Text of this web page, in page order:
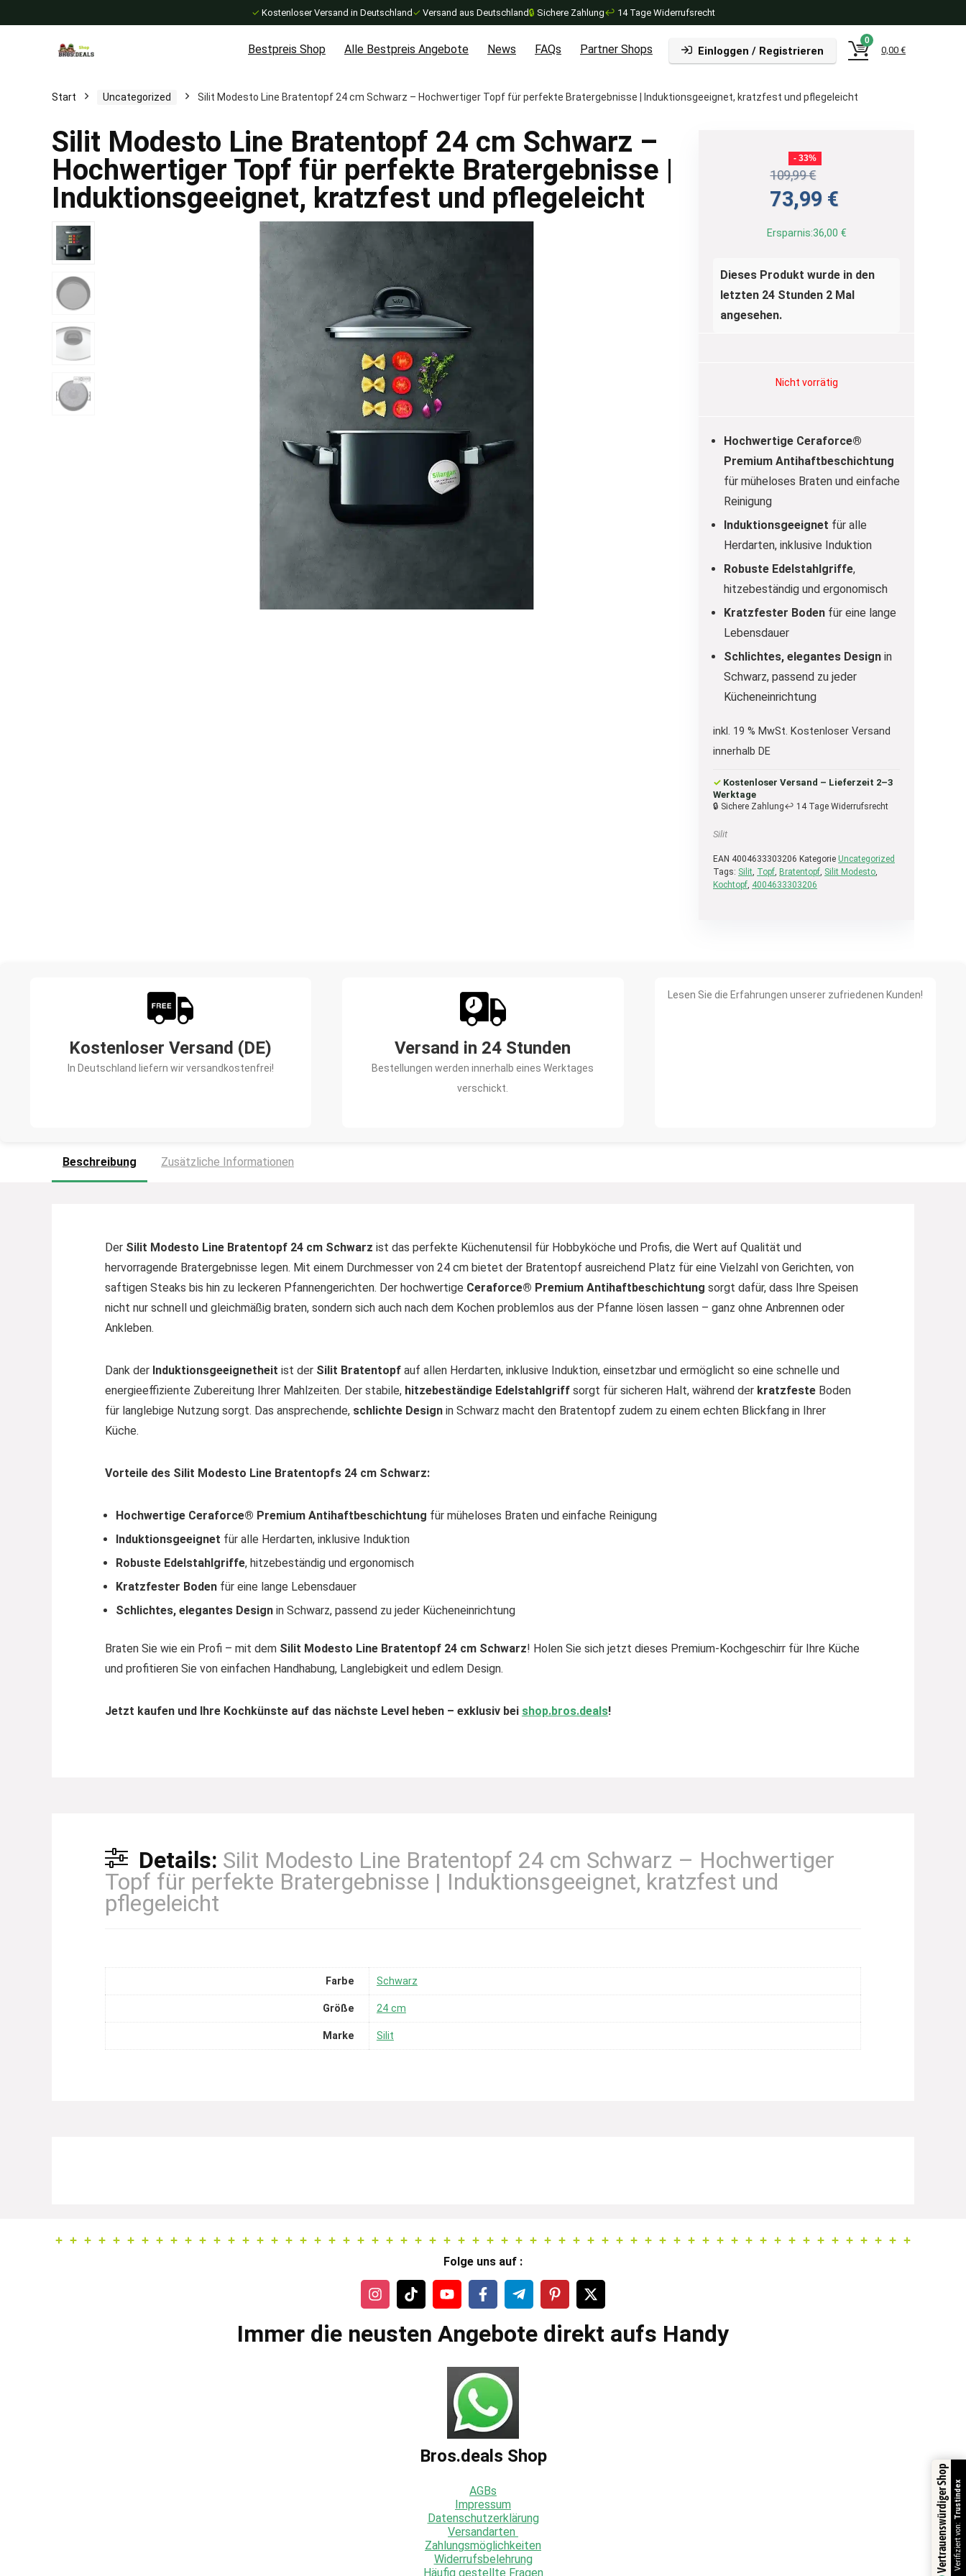
✓ Kostenloser Versand in Deutschland ✓ Versand aus Deutschland🔒 Sichere Zahlung↩ 14 Tage Widerrufsrecht
Bestpreis Shop Alle Bestpreis Angebote News FAQs Partner Shops Einloggen / Registrieren
0
0,00 €
Start Uncategorized Silit Modesto Line Bratentopf 24 cm Schwarz – Hochwertiger Topf für perfekte Bratergebnisse | Induktionsgeeignet, kratzfest und pflegeleicht
Silit Modesto Line Bratentopf 24 cm Schwarz –
Hochwertiger Topf für perfekte Bratergebnisse |
Induktionsgeeignet, kratzfest und pflegeleicht
- 33%
109,99€
Ursprünglicher
war:
73,99 €
ist:
Ersparnis:36,00 €
Dieses Produkt wurde in den
letzten 24 Stunden 2 Mal
angesehen.
Nicht vorrätig
Hochwertige Ceraforce®
Premium Antihaftbeschichtung
für müheloses Braten und einfache
Reinigung
Induktionsgeeignet für alle
Herdarten, inklusive Induktion
Robuste Edelstahlgriffe,
hitzebeständig und ergonomisch
Kratzfester Boden für eine lange
Lebensdauer
Schlichtes, elegantes Design in
Schwarz, passend zu jeder
Kücheneinrichtung
inkl. 19 % MwSt. Kostenloser Versand
innerhalb DE
✓ Kostenloser Versand – Lieferzeit 2–3
Werktage
🔒 Sichere Zahlung↩ 14 Tage Widerrufsrecht
Silit
EAN 4004633303206 Kategorie Uncategorized
Tags: Silit, Topf, Bratentopf, Silit Modesto,
Kochtopf, 4004633303206
Kostenloser Versand (DE)
In Deutschland liefern wir versandkostenfrei!
Versand in 24 Stunden
Bestellungen werden innerhalb eines Werktages
verschickt.
Lesen Sie die Erfahrungen unserer zufriedenen Kunden!
Beschreibung Zusätzliche Informationen
Der Silit Modesto Line Bratentopf 24 cm Schwarz ist das perfekte Küchenutensil für Hobbyköche und Profis, die Wert auf Qualität und
hervorragende Bratergebnisse legen. Mit einem Durchmesser von 24 cm bietet der Bratentopf ausreichend Platz für eine Vielzahl von Gerichten, von
saftigen Steaks bis hin zu leckeren Pfannengerichten. Der hochwertige Ceraforce® Premium Antihaftbeschichtung sorgt dafür, dass Ihre Speisen
nicht nur schnell und gleichmäßig braten, sondern sich auch nach dem Kochen problemlos aus der Pfanne lösen lassen – ganz ohne Anbrennen oder
Ankleben.
Dank der Induktionsgeeignetheit ist der Silit Bratentopfauf allen Herdarten, inklusive Induktion, einsetzbar und ermöglicht so eine schnelle und
energieeffiziente Zubereitung Ihrer Mahlzeiten. Der stabile, hitzebeständige Edelstahlgriffsorgt für sicheren Halt, während der kratzfesteBoden
für langlebige Nutzung sorgt. Das ansprechende, schlichte Designin Schwarz macht den Bratentopf zudem zu einem echten Blickfang in Ihrer
Küche.
Vorteile des Silit Modesto Line Bratentopfs 24 cm Schwarz:
Hochwertige Ceraforce® Premium Antihaftbeschichtung für müheloses Braten und einfache Reinigung
Induktionsgeeignet für alle Herdarten, inklusive Induktion
Robuste Edelstahlgriffe, hitzebeständig und ergonomisch
Kratzfester Bodenfür eine lange Lebensdauer
Schlichtes, elegantes Designin Schwarz, passend zu jeder Kücheneinrichtung
Braten Sie wie ein Profi – mit dem Silit Modesto Line Bratentopf 24 cm Schwarz! Holen Sie sich jetzt dieses Premium-Kochgeschirr für Ihre Küche
und profitieren Sie von einfachen Handhabung, Langlebigkeit und edlem Design.
Jetzt kaufen und Ihre Kochkünste auf das nächste Level heben – exklusiv bei shop.bros.deals!
Details: Silit Modesto Line Bratentopf 24 cm Schwarz – Hochwertiger
Topf für perfekte Bratergebnisse | Induktionsgeeignet, kratzfest und
pflegeleicht
Farbe Schwarz
Größe 24 cm
Marke Silit
Folge uns auf :
Immer die neusten Angebote direkt aufs Handy
Bros.deals Shop
AGBs
Impressum
Datenschutzerklärung
Versandarten
Zahlungsmöglichkeiten
Widerrufsbelehrung
Häufig gestellte Fragen
Vertrauenswürdiger ShopVerifiziert von:
Trustindex